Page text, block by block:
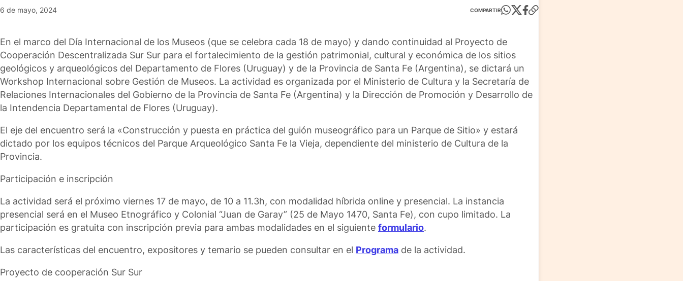
6 de mayo, 2024 COMPARTIR
En el marco del Día Internacional de los Museos (que se celebra cada 18 de mayo) y dando continuidad al Proyecto de
Cooperación Descentralizada Sur Sur para el fortalecimiento de la gestión patrimonial, cultural y económica de los sitios
geológicos y arqueológicos del Departamento de Flores (Uruguay) y de la Provincia de Santa Fe (Argentina), se dictará un
Workshop Internacional sobre Gestión de Museos. La actividad es organizada por el Ministerio de Cultura y la Secretaría de
Relaciones Internacionales del Gobierno de la Provincia de Santa Fe (Argentina) y la Dirección de Promoción y Desarrollo de
la Intendencia Departamental de Flores (Uruguay).
El eje del encuentro será la «Construcción y puesta en práctica del guión museográfico para un Parque de Sitio» y estará
dictado por los equipos técnicos del Parque Arqueológico Santa Fe la Vieja, dependiente del ministerio de Cultura de la
Provincia.
Participación e inscripción
La actividad será el próximo viernes 17 de mayo, de 10 a 11.3h, con modalidad híbrida online y presencial. La instancia
presencial será en el Museo Etnográfico y Colonial “Juan de Garay” (25 de Mayo 1470, Santa Fe), con cupo limitado. La
participación es gratuita con inscripción previa para ambas modalidades en el siguiente formulario.
Las características del encuentro, expositores y temario se pueden consultar en el Programa de la actividad.
Proyecto de cooperación Sur Sur